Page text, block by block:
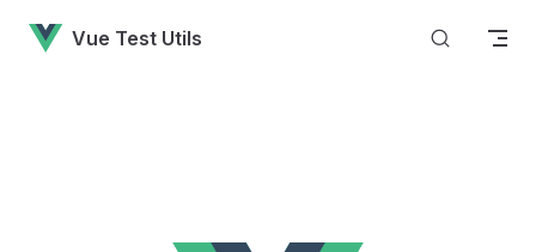
Skip to content
Vue Test Utils